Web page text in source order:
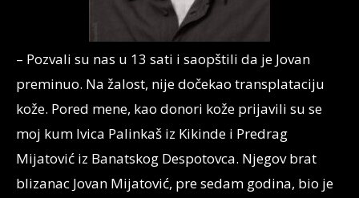
– Pozvali su nas u 13 sati i saopštili da je Jovan
preminuo. Na žalost, nije dočekao transplataciju
kože. Pored mene, kao donori kože prijavili su se
moj kum Ivica Palinkaš iz Kikinde i Predrag
Mijatović iz Banatskog Despotovca. Njegov brat
blizanac Jovan Mijatović, pre sedam godina, bio je